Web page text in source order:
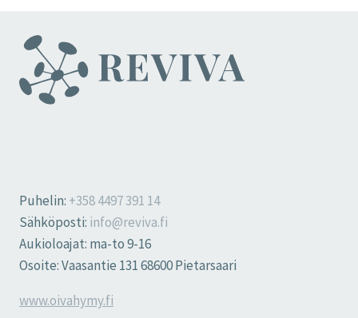
Puhelin: +358 4497 391 14
Sähköposti: info@reviva.fi
Aukioloajat: ma-to 9-16
Osoite: Vaasantie 131 68600 Pietarsaari
www.oivahymy.fi